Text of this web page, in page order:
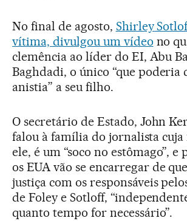
No final de agosto, Shirley
vítima, divulgou um vídeo no
clemência ao líder do EI, Abu
Baghdadi, o único “que poderia
anistia” a seu filho.
O secretário de Estado, John
falou à família do jornalista cuja
ele, é um “soco no estômago”,
os EUA vão se encarregar de
justiça com os responsáveis
de Foley e Sotloff,
quanto tempo for necessário”.